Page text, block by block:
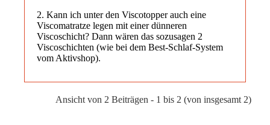
2. Kann ich unter den Viscotopper auch eine
Viscomatratze legen mit einer dünneren
Viscoschicht? Dann wären das sozusagen 2
Viscoschichten (wie bei dem Best-Schlaf-System
vom Aktivshop).
Ansicht von 2 Beiträgen - 1 bis 2 (von insgesamt 2)